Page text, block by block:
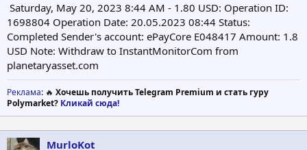
Saturday, May 20, 2023 8:44 AM - 1.80 USD: Operation ID:
1698804 Operation Date: 20.05.2023 08:44 Status:
Completed Sender's account: ePayCore E048417 Amount: 1.8
USD Note: Withdraw to InstantMonitorCom from
planetaryasset.com
Реклама: 🔥 Хочешь получить Telegram Premium и стать гуру
Polymarket? Кликай сюда!
MurloKot